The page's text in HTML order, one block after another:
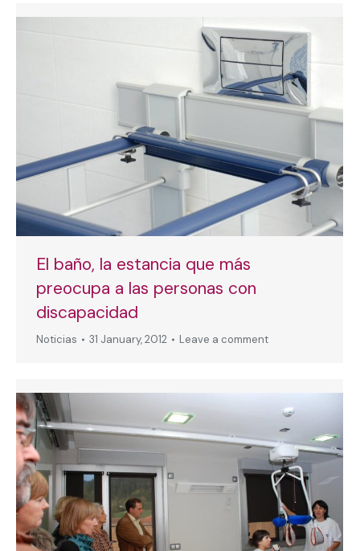
El baño, la estancia que más
preocupa a las personas con
discapacidad
Noticias 31 January, 2012 Leave a comment